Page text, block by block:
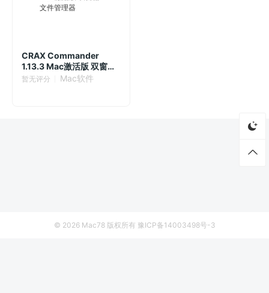
CRAX Commander
1.13.3 Mac激活版 双窗格
文件管理器
暂无评分 Mac软件
© 2026 Mac78版权所有 豫ICP备14003498号-3